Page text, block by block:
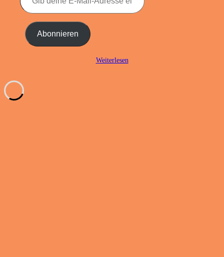
E-
Adresse
ein ... Abonnieren
Weiterlesen